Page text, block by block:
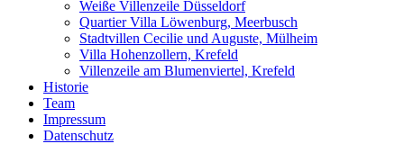
Weiße Villenzeile Düsseldorf
Quartier Villa Löwenburg, Meerbusch
Stadtvillen Cecilie und Auguste, Mülheim
Villa Hohenzollern, Krefeld
Villenzeile am Blumenviertel, Krefeld
Historie
Team
Impressum
Datenschutz